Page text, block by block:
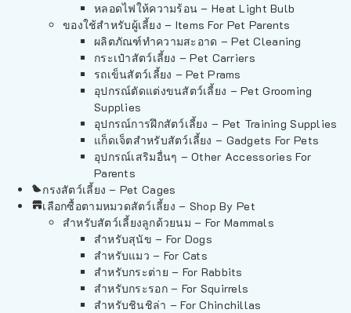
หลอดไฟให้ความร้อน – Heat Light Bulb
ของใช้สำหรับผู้เลี้ยง – Items For Pet Parents
ผลิตภัณฑ์ทำความสะอาด – Pet Cleaning
กระเป๋าสัตว์เลี้ยง – Pet Carriers
รถเข็นสัตว์เลี้ยง – Pet Prams
อุปกรณ์ตัดแต่งขนสัตว์เลี้ยง – Pet Grooming
Supplies
อุปกรณ์การฝึกสัตว์เลี้ยง – Pet Training Supplies
แก็ดเจ็ตสำหรับสัตว์เลี้ยง – Gadgets For Pets
อุปกรณ์เสริมอื่นๆ – Other Accessories For
Parents
กรงสัตว์เลี้ยง – Pet Cages
เลือกซื้อตามหมวดสัตว์เลี้ยง – Shop By Pet
สำหรับสัตว์เลี้ยงลูกด้วยนม – For Mammals
สำหรับสุนัข – For Dogs
สำหรับแมว – For Cats
สำหรับกระต่าย – For Rabbits
สำหรับกระรอก – For Squirrels
สำหรับชินชิล่า – For Chinchillas